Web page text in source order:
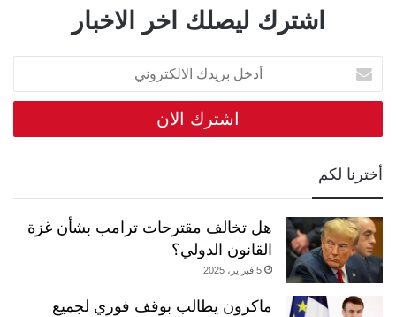
اشترك ليصلك اخر الاخبار
أدخل
بريدك
الالكتروني
أخترنا لكم
هل تخالف مقترحات ترامب بشأن غزة
القانون الدولي؟
5 فبراير، 2025
ماكرون يطالب بوقف فوري لجميع